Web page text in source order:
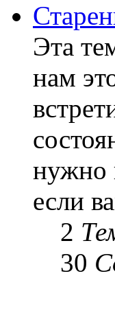
Эта
нам
нужно
если
2
30